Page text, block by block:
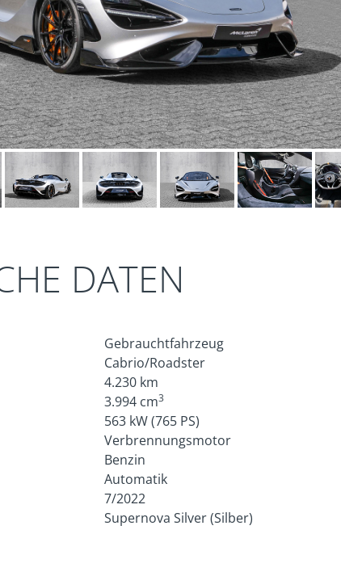
DATEN
Gebrauchtfahrzeug
Cabrio/Roadster
4.230 km
3.994 cm3
563 kW (765 PS)
Verbrennungsmotor
Benzin
Automatik
7/2022
Supernova Silver (Silber)